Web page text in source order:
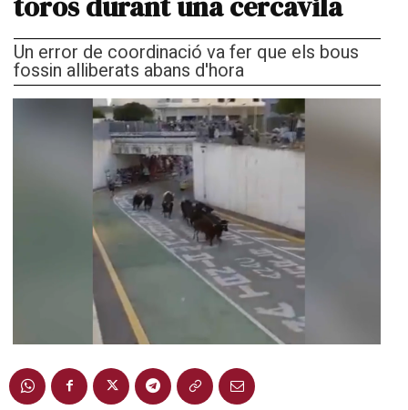
Un error de coordinació va fer que els bous
fossin alliberats abans d'hora